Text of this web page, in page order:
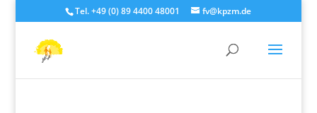
Tel. +49 (0) 89 4400 48001 fv@kpzm.de